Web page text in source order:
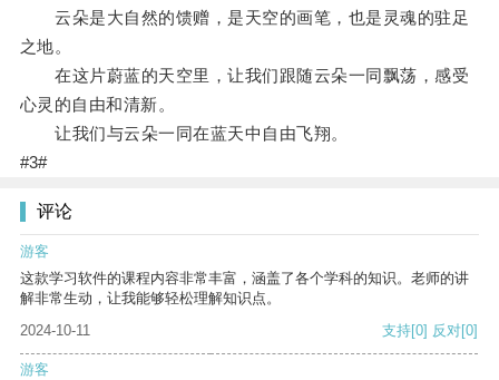
云朵是大自然的馈赠，是天空的画笔，也是灵魂的驻足
之地。
在这片蔚蓝的天空里，让我们跟随云朵一同飘荡，感受
心灵的自由和清新。
让我们与云朵一同在蓝天中自由飞翔。
#3#
评论
游客
这款学习软件的课程内容非常丰富，涵盖了各个学科的知识。老师的讲
解非常生动，让我能够轻松理解知识点。
2024-10-11
支持[0] 反对[0]
游客